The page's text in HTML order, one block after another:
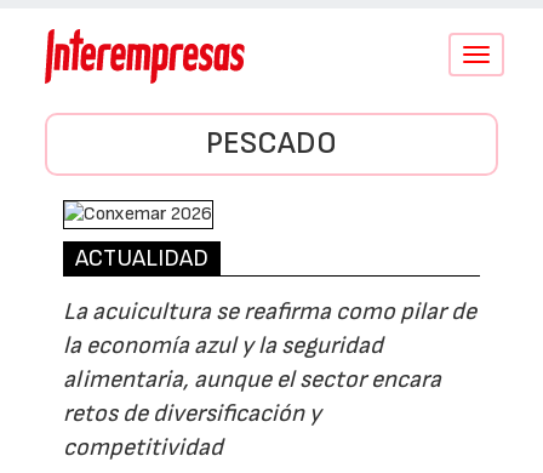
Conmutar
PESCADO
ACTUALIDAD
La acuicultura se reafirma como pilar de
la economía azul y la seguridad
alimentaria, aunque el sector encara
retos de diversificación y
competitividad